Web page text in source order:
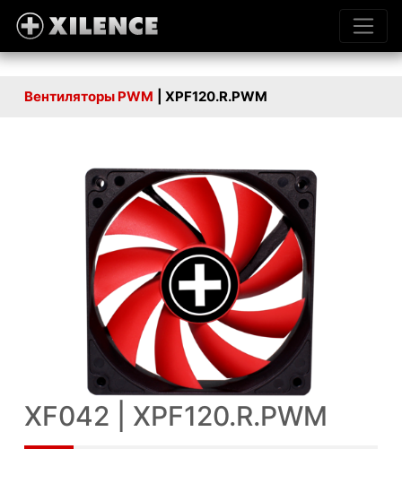
Вентиляторы PWM | XPF120.R.PWM
XF042 | XPF120.R.PWM